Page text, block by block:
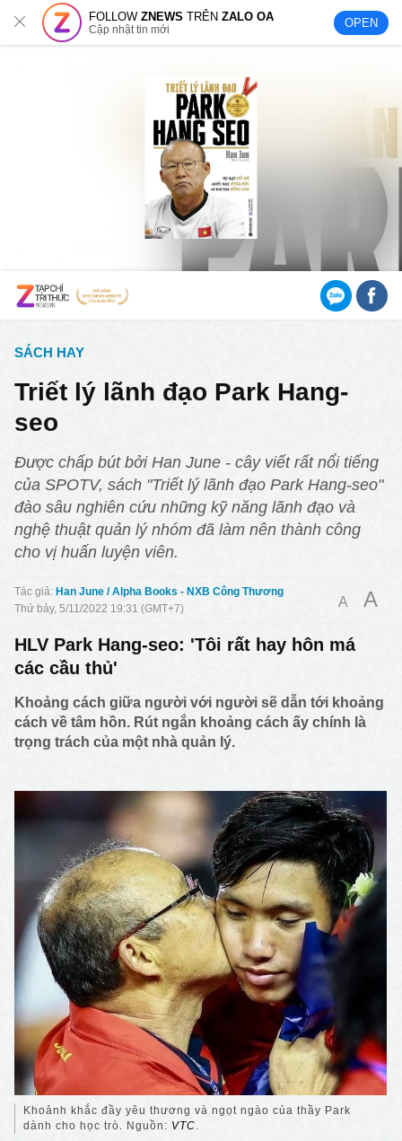
FOLLOWZNEWS TRÊNZALO OA
Cập nhật tin mới OPEN
SÁCH HAY
Triết lý lãnh đạo Park Hang-
seo
Được chấp bút bởi Han June - cây viết rất nổi tiếng
của SPOTV, sách "Triết lý lãnh đạo Park Hang-seo"
đào sâu nghiên cứu những kỹ năng lãnh đạo và
nghệ thuật quản lý nhóm đã làm nên thành công
cho vị huấn luyện viên.
Han June / Alpha Books - NXB Công Thương
Thứ bảy, 5/11/2022 19:31 (GMT+7)
A A
HLV Park Hang-seo: 'Tôi rất hay hôn má
các cầu thủ'
Khoảng cách giữa người với người sẽ dẫn tới khoảng
cách về tâm hồn. Rút ngắn khoảng cách ấy chính là
trọng trách của một nhà quản lý.
Khoảnh khắc đầy yêu thương và ngọt ngào của thầy Park
dành cho học trò. Nguồn: VTC.